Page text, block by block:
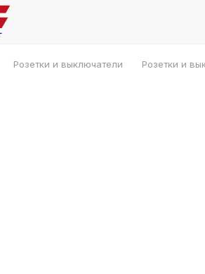
Розетки и выключатели Розетки и